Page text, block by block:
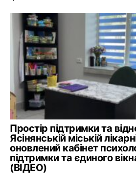
Простір підтримки та
Ясінянській міській
оновлений кабінет
підтримки та єдиного
(ВІДЕО)